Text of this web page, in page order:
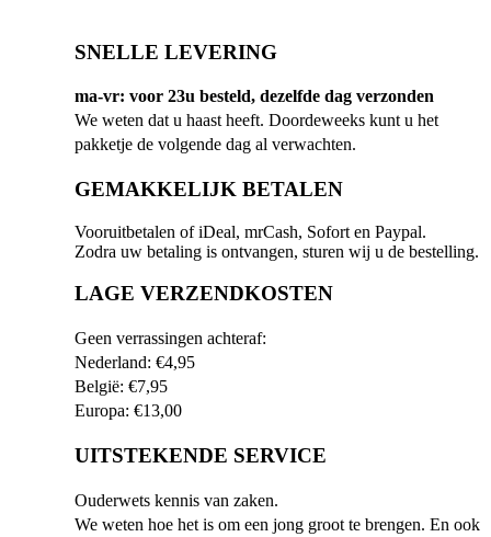
SNELLE LEVERING
ma-vr: voor 23u besteld, dezelfde dag verzonden
We weten dat u haast heeft. Doordeweeks kunt u het
pakketje de volgende dag al verwachten.
GEMAKKELIJK BETALEN
Vooruitbetalen of iDeal, mrCash, Sofort en Paypal.
Zodra uw betaling is ontvangen, sturen wij u de bestelling.
LAGE VERZENDKOSTEN
Geen verrassingen achteraf:
Nederland: €4,95
België: €7,95
Europa: €13,00
UITSTEKENDE SERVICE
Ouderwets kennis van zaken.
We weten hoe het is om een jong groot te brengen. En ook